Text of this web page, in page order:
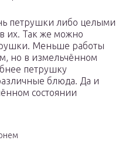
петрушки либо целыми
их. Так же можно
Меньше работы
но в измельчённом
петрушку
блюда. Да и
состоянии